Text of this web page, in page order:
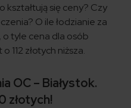
się ceny? Czy
O ile łodzianie za
o tyle cena dla osób
112 złotych niższa.
OC – Białystok.
złotych!